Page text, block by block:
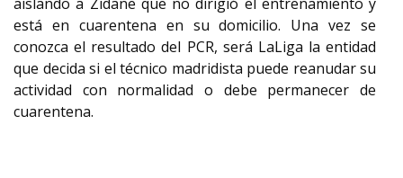
está en cuarentena en su domicilio. Una vez se
conozca el resultado del PCR, será LaLiga la entidad
que decida si el técnico madridista puede reanudar su
actividad con normalidad o debe permanecer de
cuarentena.